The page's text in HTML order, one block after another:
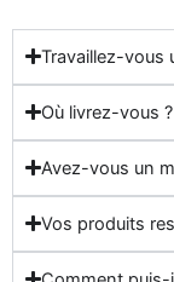
Travaillez-vous
Où livrez-vous ?
Avez-vous un
Vos produits